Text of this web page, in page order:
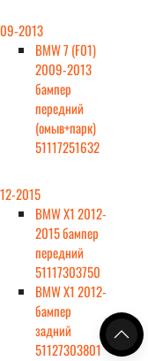
2013
BMW 7 (F01)
2009-2013
бампер
передний
(омыв+парк)
51117251632
2015
BMW X1 2012-
2015 бампер
передний
51117303750
BMW X1 2012-
бампер
задний
51127303801